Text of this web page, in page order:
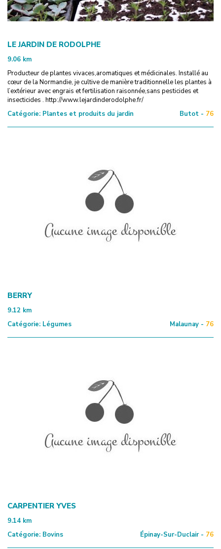
LE JARDIN DE RODOLPHE
9.06 km
Producteur de plantes vivaces,aromatiques et médicinales. Installé au
cœur de la Normandie, je cultive de manière traditionnelle les plantes à
l’extérieur avec engrais et fertilisation raisonnée,sans pesticides et
insecticides . http://www.lejardinderodolphe.fr/
Catégorie: Plantes et produits du jardin Butot - 76
BERRY
9.12 km
Catégorie: Légumes Malaunay - 76
CARPENTIER YVES
9.14 km
Catégorie: Bovins Épinay-Sur-Duclair - 76